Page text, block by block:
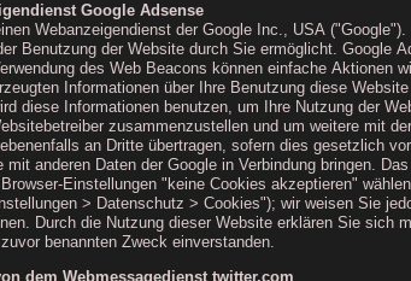
Google Adsense
Webanzeigendienst der Google Inc., USA
Benutzung der Website durch Sie ermöglicht. Google
des Web Beacons können einfache Aktionen
Informationen über Ihre Benutzung diese
diese Informationen benutzen, um Ihre Nutzung der
zusammenzustellen und um weitere mit
an Dritte übertragen, sofern dies gesetzlich
anderen Daten der Google in Verbindung bringen.
Einstellungen "keine Cookies akzeptieren"
> Datenschutz > Cookies"); wir weisen Sie
Durch die Nutzung dieser Website erklären Sie sich
benannten Zweck einverstanden.
dem Webmessagedienst twitter.com